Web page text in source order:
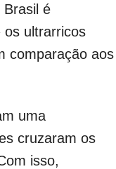
é
os ultrarricos
comparação aos
uma
cruzaram os
isso,